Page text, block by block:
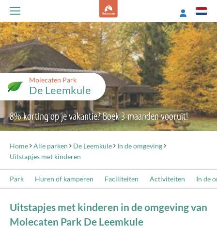
Molecaten Park
De Leemkule
8% korting op je vakantie? Boek 3 maanden vooruit!
Home Alle parken De Leemkule
In de omgeving
Uitstapjes met kinderen
Park Huren of kamperen Faciliteiten Activiteiten In de
Uitstapjes met kinderen in de omgeving van
Molecaten Park De Leemkule